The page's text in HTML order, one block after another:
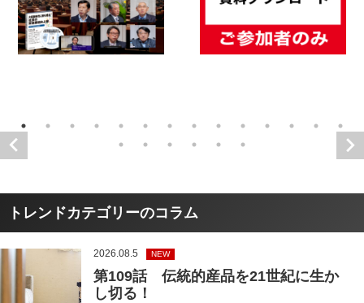
トレンドカテゴリーのコラム
2026.08.5 NEW
第109話 伝統的産品を21世紀に生か
し切る！